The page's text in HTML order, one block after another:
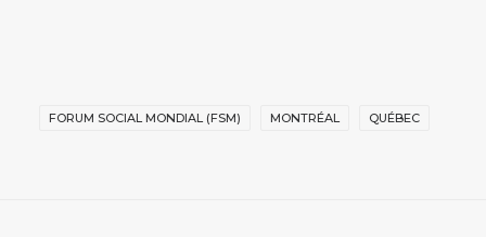
FORUM SOCIAL MONDIAL (FSM) MONTRÉAL QUÉBEC